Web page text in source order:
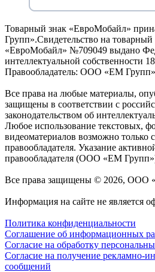
Товарный знак «ЕвроМобайл»
Групп».Свидетельство на
«ЕвроМобайл» №709049 выдано
интеллектуальной собственности
Правообладатель: ООО «ЕМ
Все права на любые материалы,
защищены в соответствии с
законодательством об
Любое использование текстовых,
видеоматериалов возможно только
правообладателя. Указание
правообладателя (ООО «ЕМ Групп»)
Все права защищены © 2026, ООО
Информация на сайте не является
Политика конфиденциальности
Соглашение об информационных
Cогласие на обработку
Согласие на получение рекламно-
сообщений